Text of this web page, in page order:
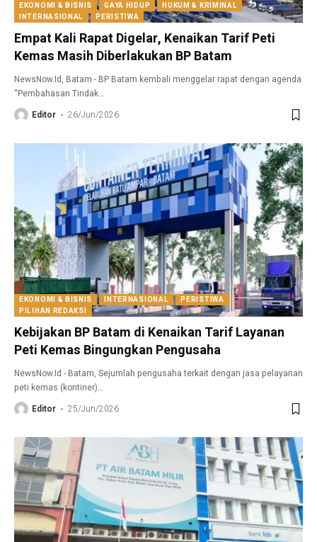
EKONOMI & BISNIS GAYA HIDUP
HUKUM & KRIMINAL
INTERNASIONAL
PERISTIWA
Empat Kali Rapat Digelar, Kenaikan Tarif Peti
Kemas Masih Diberlakukan BP Batam
NewsNow.Id, Batam - BP Batam kembali menggelar rapat dengan agenda
“Pembahasan Tindak…
Editor
26/Jun/2026
EKONOMI & BISNIS INTERNASIONAL
PERISTIWA
PILIHAN REDAKSI
Kebijakan BP Batam di Kenaikan Tarif Layanan
Peti Kemas Bingungkan Pengusaha
NewsNow.Id - Batam, Sejumlah pengusaha terkait dengan jasa pelayanan
peti kemas (kontiner)…
Editor
25/Jun/2026